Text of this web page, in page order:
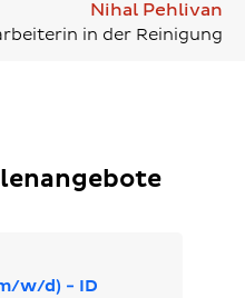
Nihal Pehlivan
in der Reinigung
w/d) - ID